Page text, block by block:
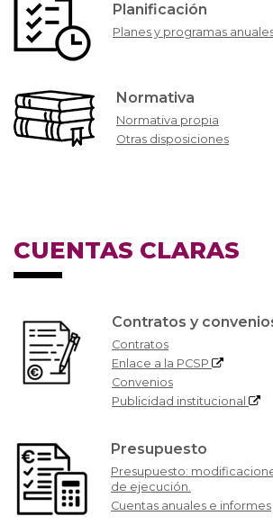
Planificación
Planes y programas
Normativa
Normativa propia
Otras disposiciones
CUENTAS CLARAS
Contratos y
Contratos
Enlace a la PCSP
Convenios
Publicidad institucional
Presupuesto
Presupuesto:
de ejecución.
Cuentas anuales e informes